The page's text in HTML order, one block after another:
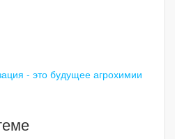
- это будущее агрохимии